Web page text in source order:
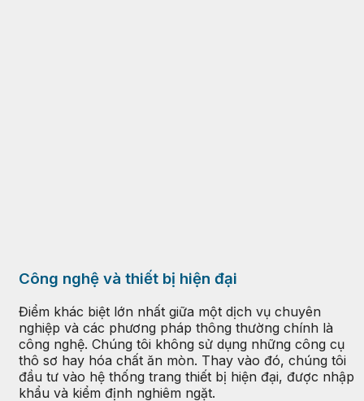
Công nghệ và thiết bị hiện đại
Điểm khác biệt lớn nhất giữa một dịch vụ chuyên
nghiệp và các phương pháp thông thường chính là
công nghệ. Chúng tôi không sử dụng những công cụ
thô sơ hay hóa chất ăn mòn. Thay vào đó, chúng tôi
đầu tư vào hệ thống trang thiết bị hiện đại, được nhập
khẩu và kiểm định nghiêm ngặt.